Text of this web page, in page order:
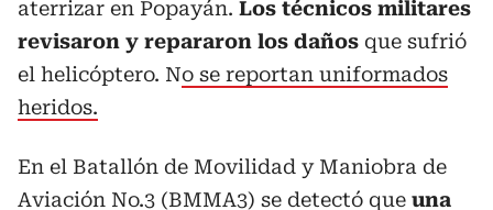
aterrizar en Popayán. Los técnicos militares
revisaron y repararon los daños que sufrió
el helicóptero. No se reportan uniformados
heridos.
En el Batallón de Movilidad y Maniobra de
Aviación No.3 (BMMA3) se detectó que una